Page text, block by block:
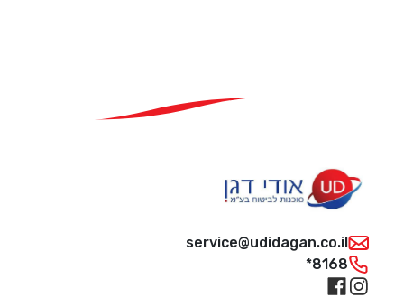
service@udidagan.co.il
*8168